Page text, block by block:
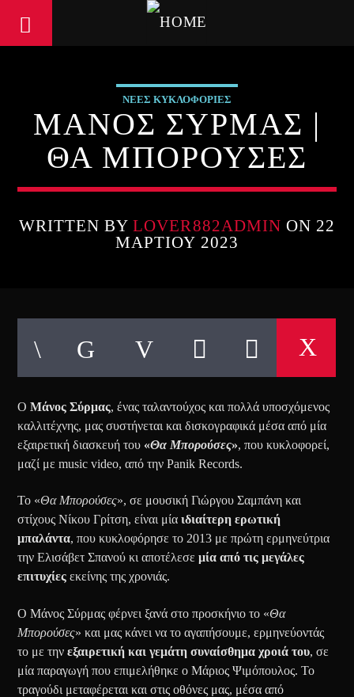
ΝΕΕΣ ΚΥΚΛΟΦΟΡΙΕΣ
ΜΑΝΟΣ ΣΥΡΜΑΣ |
ΘΑ ΜΠΟΡΟΥΣΕΣ
WRITTEN BYLOVER882ADMIN ON 22
ΜΑΡΤΊΟΥ 2023
ΟΜάνος Σύρμας, ένας ταλαντούχος και πολλά υποσχόμενος
καλλιτέχνης, μας συστήνεται και δισκογραφικά μέσα από μία
εξαιρετική διασκευή του «Θα Μπορούσες», που κυκλοφορεί,
μαζί με music video, από την Panik Records.
Το «Θα Μπορούσες», σε μουσική Γιώργου Σαμπάνη και
στίχους Νίκου Γρίτση, είναι μίαιδιαίτερη ερωτική
μπαλάντα, που κυκλοφόρησε το 2013 με πρώτη ερμηνεύτρια
την Ελισάβετ Σπανού κι αποτέλεσεμία από τις μεγάλες
επιτυχίεςεκείνης της χρονιάς.
Ο Μάνος Σύρμας φέρνει ξανά στο προσκήνιο το «Θα
Μπορούσες» και μας κάνει να το αγαπήσουμε, ερμηνεύοντάς
το με τηνεξαιρετική και γεμάτη συναίσθημα χροιά του, σε
μία παραγωγή που επιμελήθηκε ο Μάριος Ψιμόπουλος. Το
τραγούδι μεταφέρεται και στις οθόνες μας, μέσα από